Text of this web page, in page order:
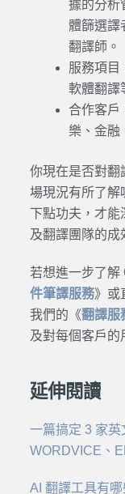
據的分析
體篩選譯
翻譯師。
服務項目
軟體翻譯
合作客戶
樂、金融
你現在是否對翻
場現況有所了解
下點功夫，才能
及翻譯團隊的成
若想進一步了解
件筆譯服務》或
我們的《翻譯服
及對每個客戶的
延伸閱讀
一篇搞定 3 家英
WORDVICE、
AI 翻譯工具有